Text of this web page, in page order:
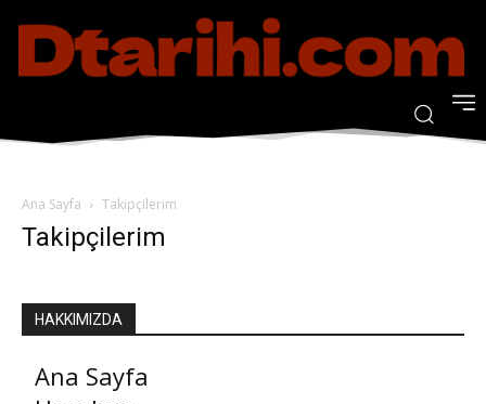
Ana Sayfa Takipçilerim
Takipçilerim
HAKKIMIZDA
Ana Sayfa